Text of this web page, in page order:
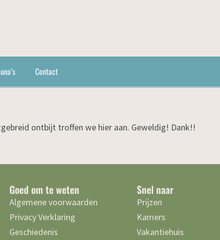
Contact
ontbijt troffen we hier aan. Geweldig! Dank!!
Goed om te weten
Algemene voorwaarden
Privacy Verklaring
Geschiedenis
Snel naar
Prijzen
Kamers
Vakantiehuis